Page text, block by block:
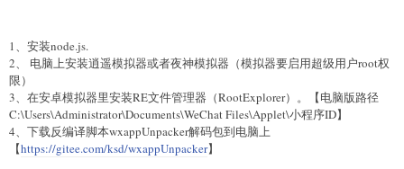
1、安装node.js.
2、 电脑上安装逍遥模拟器或者夜神模拟器（模拟器要启用超级用户root权
限）
3、在安卓模拟器里安装RE文件管理器（RootExplorer）。【电脑版路径
C:\Users\Administrator\Documents\WeChat Files\Applet\小程序ID】
4、下载反编译脚本wxappUnpacker解码包到电脑上
【https://gitee.com/ksd/wxappUnpacker】